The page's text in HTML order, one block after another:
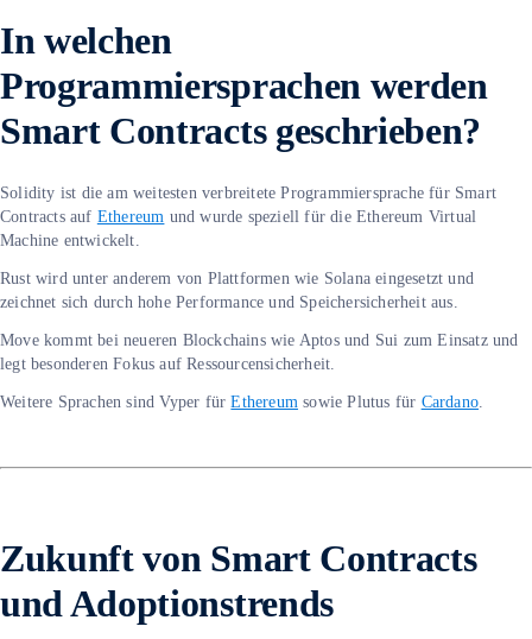
In welchen
Programmiersprachen werden
Smart Contracts geschrieben?
Solidity ist die am weitesten verbreitete Programmiersprache für Smart
Contracts auf Ethereum und wurde speziell für die Ethereum Virtual
Machine entwickelt.
Rust wird unter anderem von Plattformen wie Solana eingesetzt und
zeichnet sich durch hohe Performance und Speichersicherheit aus.
Move kommt bei neueren Blockchains wie Aptos und Sui zum Einsatz und
legt besonderen Fokus auf Ressourcensicherheit.
Weitere Sprachen sind Vyper fürEthereum sowie Plutus für Cardano
Zukunft von Smart Contracts
und Adoptionstrends